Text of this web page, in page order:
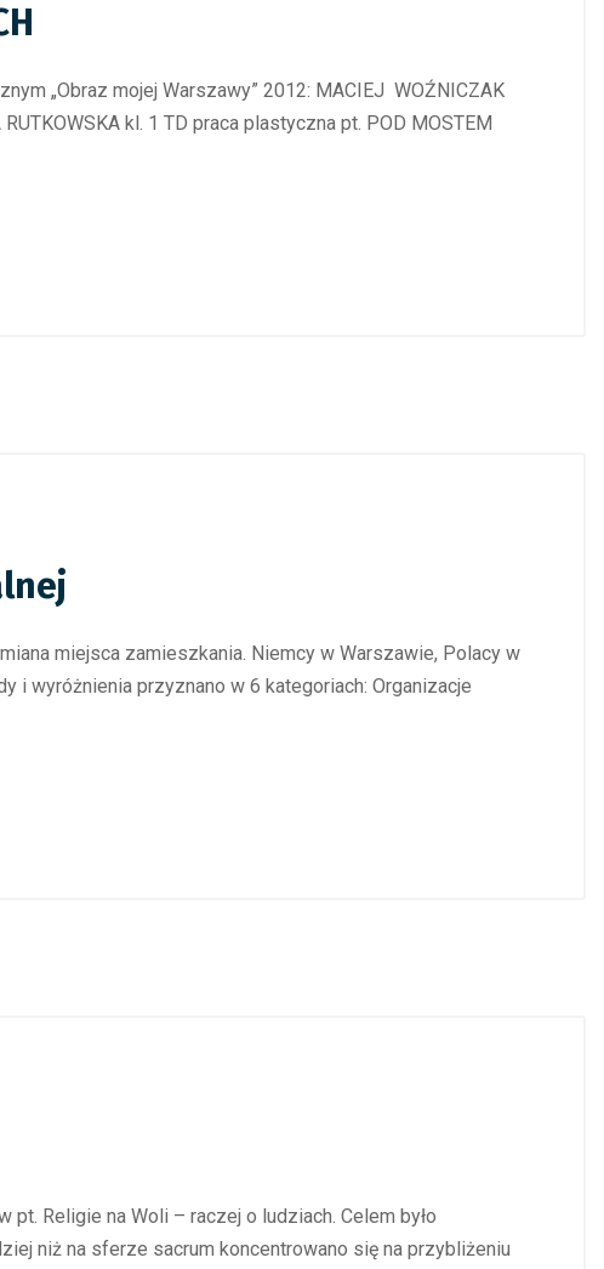
„Obraz mojej Warszawy” 2012: MACIEJ WOŹNICZAK
kl. 1 TD praca plastyczna pt. POD MOSTEM
miejsca zamieszkania. Niemcy w Warszawie, Polacy w
i wyróżnienia przyznano w 6 kategoriach: Organizacje
Religie na Woli – raczej o ludziach. Celem było
niż na sferze sacrum koncentrowano się na przybliżeniu